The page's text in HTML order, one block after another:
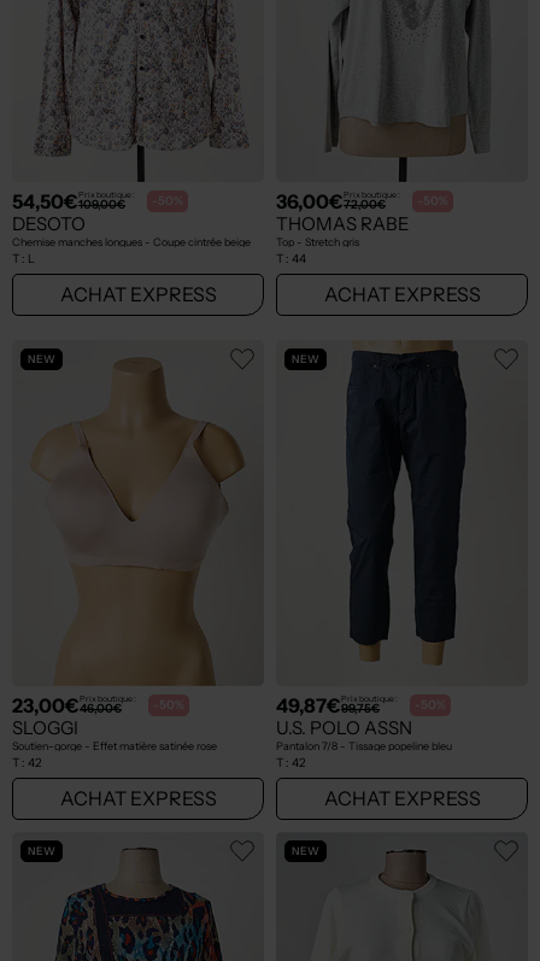
54,50€Prix boutique :
109,00€ -50%
DESOTO
Chemise manches longues - Coupe cintrée beige
T : L
ACHAT EXPRESS
36,00€Prix boutique :
72,00€ -50%
THOMAS RABE
Top - Stretch gris
T : 44
ACHAT EXPRESS
NEW
23,00€Prix boutique :
46,00€ -50%
SLOGGI
Soutien-gorge - Effet matière satinée rose
T : 42
ACHAT EXPRESS
NEW
49,87€Prix boutique :
99,75€ -50%
U.S. POLO ASSN
Pantalon 7/8 - Tissage popeline bleu
T : 42
ACHAT EXPRESS
NEW NEW